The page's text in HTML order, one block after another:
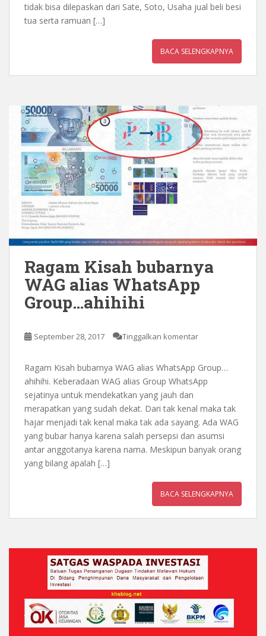
tidak bisa dilepaskan dari Sate, Soto, Usaha jual beli besi
tua serta ramuan […]
BACA SELENGKAPNYA
Ragam Kisah bubarnya
WAG alias WhatsApp
Group…ahihihi
September 28, 2017 Tinggalkan komentar
Ragam Kisah bubarnya WAG alias WhatsApp Group…
ahihihi. Keberadaan WAG alias Group WhatsApp
sejatinya untuk mendekatkan yang jauh dan
merapatkan yang sudah dekat. Dari tak kenal maka tak
hajar menjadi tak kenal maka tak ada sayang. Ada WAG
yang bubar hanya karena salah persepsi dan asumsi
antar anggotanya karena nama. Meskipun banyak orang
yang bilang apalah […]
BACA SELENGKAPNYA